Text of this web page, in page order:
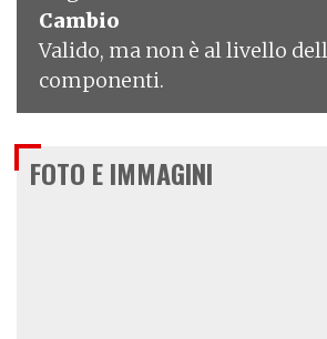
Cambio
Valido, ma non è al livello
componenti.
FOTO E IMMAGINI